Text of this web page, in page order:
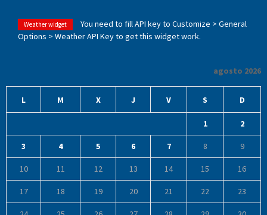
Weather widget
You need to fill API key to Customize > General
Options > Weather API Key to get this widget work.
agosto 2026
L M X J V S D
1 2
3 4 5 6 7 8 9
10 11 12 13 14 15 16
17 18 19 20 21 22 23